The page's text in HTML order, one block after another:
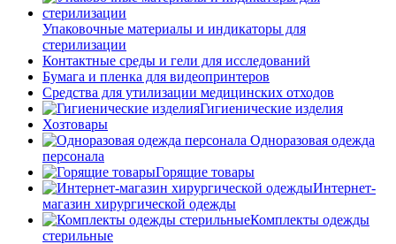
Упаковочные материалы и индикаторы для
стерилизации
Контактные среды и гели для исследований
Бумага и пленка для видеопринтеров
Средства для утилизации медицинских отходов
Гигиенические изделия
Хозтовары
Одноразовая одежда
персонала
Горящие товары
Интернет-
магазин хирургической одежды
Комплекты одежды
стерильные